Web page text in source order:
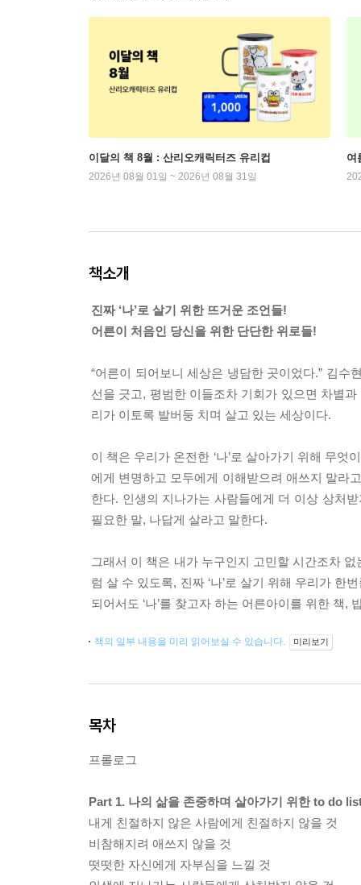
이달의 책 8월 : 산리오캐릭터즈 유리컵
2026년 08월 01일 ~ 2026년 08월 31일
여
책소개
진짜 ‘나’로 살기 위한 뜨거운 조언들!
어른이 처음인 당신을 위한 단단한 위로들!
“어른이 되어보니 세상은 냉담한 곳이었다.” 김
선을 긋고, 평범한 이들조차 기회가 있으면 차별
리가 이토록 발버둥 치며 살고 있는 세상이다.
이 책은 우리가 온전한 ‘나’로 살아가기 위해 무
에게 변명하고 모두에게 이해받으려 애쓰지 말라
한다. 인생의 지나가는 사람들에게 더 이상 상처
필요한 말, 나답게 살라고 말한다.
그래서 이 책은 내가 누구인지 고민할 시간조차
럼 살 수 있도록, 진짜 ‘나’로 살기 위해 우리가
되어서도 ‘나’를 찾고자 하는 어른아이를 위한 책
책의 일부 내용을 미리 읽어보실 수 있습니다. 미리보기
목차
프롤로그
Part 1. 나의 삶을 존중하며 살아가기 위한 to do
내게 친절하지 않은 사람에게 친절하지 않을 것
비참해지려 애쓰지 않을 것
떳떳한 자신에게 자부심을 느낄 것